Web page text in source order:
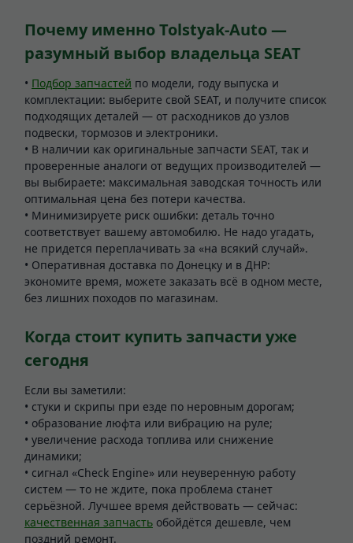
Почему именно Tolstyak-Auto —
разумный выбор владельца SEAT
• Подбор запчастей по модели, году выпуска и
комплектации: выберите свой SEAT, и получите список
подходящих деталей — от расходников до узлов
подвески, тормозов и электроники.
• В наличии как оригинальные запчасти SEAT, так и
проверенные аналоги от ведущих производителей —
вы выбираете: максимальная заводская точность или
оптимальная цена без потери качества.
• Минимизируете риск ошибки: деталь точно
соответствует вашему автомобилю. Не надо угадать,
не придется переплачивать за «на всякий случай».
• Оперативная доставка по Донецку и в ДНР:
экономите время, можете заказать всё в одном месте,
без лишних походов по магазинам.
Когда стоит купить запчасти уже
сегодня
Если вы заметили:
• стуки и скрипы при езде по неровным дорогам;
• образование люфта или вибрацию на руле;
• увеличение расхода топлива или снижение
динамики;
• сигнал «Check Engine» или неуверенную работу
систем — то не ждите, пока проблема станет
серьёзной. Лучшее время действовать — сейчас:
качественная запчасть обойдётся дешевле, чем
поздний ремонт.